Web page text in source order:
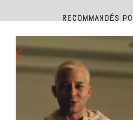
RECOMMANDÉS